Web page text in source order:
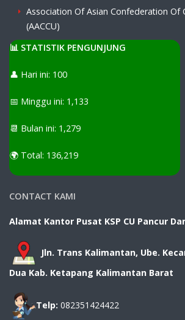
Association Of Asian Confederation Of
(AACCU)
📊 STATISTIK PENGUNJUNG
👤 Hari ini: 100
📅 Minggu ini: 1,133
📆 Bulan ini: 1,279
🌍 Total: 136,219
CONTACT KAMI
Alamat Kantor Pusat KSP CU Pancur
Jln. Trans Kalimantan, Ube.
Dua Kab. Ketapang Kalimantan Barat
Telp: 082351424422